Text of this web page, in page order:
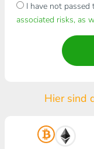
I have not passed
associated risks, as
Hier sind